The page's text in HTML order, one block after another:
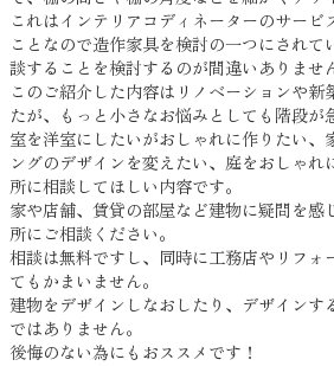
これはインテリアコディネーターのサービ
ことなので造作家具を検討の一つにされて
談することを検討するのが間違いありませ
このご紹介した内容はリノベーションや新
たが、もっと小さなお悩みとしても階段が
室を洋室にしたいがおしゃれに作りたい、
ングのデザインを変えたい、庭をおしゃれ
所に相談してほしい内容です。
家や店舗、賃貸の部屋など建物に疑問を感
所にご相談ください。
相談は無料ですし、同時に工務店やリフォ
てもかまいません。
建物をデザインしなおしたり、デザインす
ではありません。
後悔のない為にもおススメです！